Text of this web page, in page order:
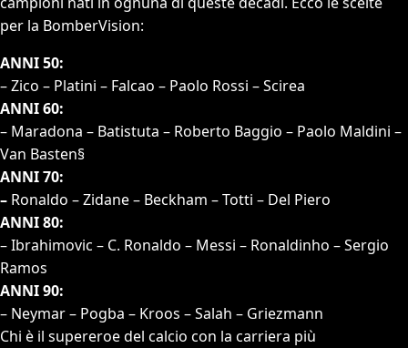
per la BomberVision:
ANNI 50:
– Zico – Platini – Falcao – Paolo Rossi – Scirea
ANNI 60:
– Maradona – Batistuta – Roberto Baggio – Paolo Maldini –
Van Basten§
ANNI 70:
– Ronaldo – Zidane – Beckham – Totti – Del Piero
ANNI 80:
– Ibrahimovic – C. Ronaldo – Messi – Ronaldinho – Sergio
Ramos
ANNI 90:
– Neymar – Pogba – Kroos – Salah – Griezmann
Chi è il supereroe del calcio con la carriera più